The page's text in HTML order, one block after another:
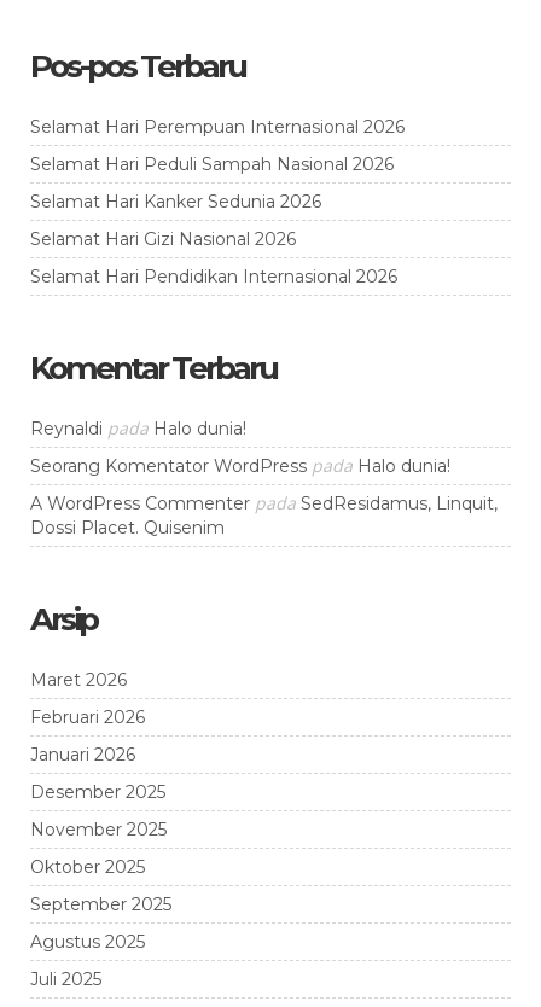
Pos-pos Terbaru
Selamat Hari Perempuan Internasional 2026
Selamat Hari Peduli Sampah Nasional 2026
Selamat Hari Kanker Sedunia 2026
Selamat Hari Gizi Nasional 2026
Selamat Hari Pendidikan Internasional 2026
Komentar Terbaru
Reynaldi pada Halo dunia!
Seorang Komentator WordPress pada Halo dunia!
A WordPress Commenter pada SedResidamus, Linquit,
Dossi Placet. Quisenim
Arsip
Maret 2026
Februari 2026
Januari 2026
Desember 2025
November 2025
Oktober 2025
September 2025
Agustus 2025
Juli 2025